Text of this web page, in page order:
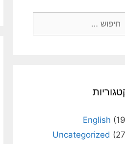
English
Uncategorized